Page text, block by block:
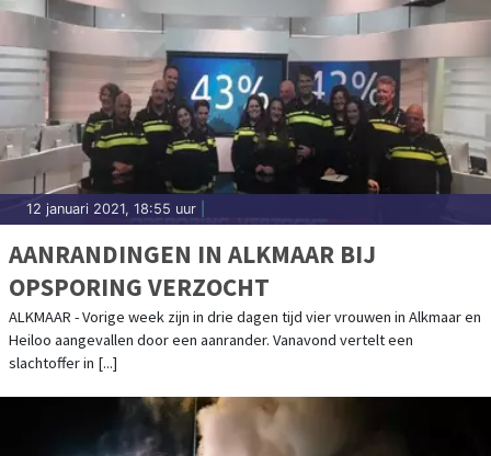
12 januari 2021, 18:55 uur
AANRANDINGEN IN ALKMAAR BIJ
OPSPORING VERZOCHT
ALKMAAR - Vorige week zijn in drie dagen tijd vier vrouwen in Alkmaar en
Heiloo aangevallen door een aanrander. Vanavond vertelt een
slachtoffer in [...]